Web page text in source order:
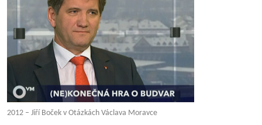
2012 – Jiří Boček v Otázkách Václava Moravce